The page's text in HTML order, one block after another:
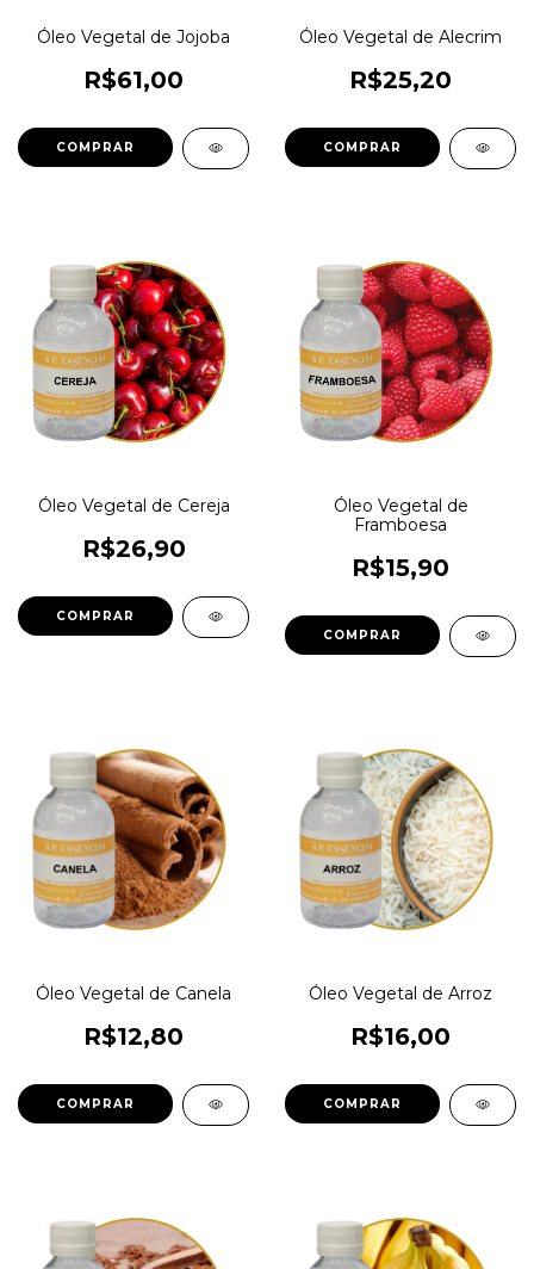
Óleo Vegetal de Jojoba
R$61,00
COMPRAR
Óleo Vegetal de Alecrim
R$25,20
COMPRAR
Óleo Vegetal de Cereja
R$26,90
COMPRAR
Óleo Vegetal de
Framboesa
R$15,90
COMPRAR
Óleo Vegetal de Canela
R$12,80
COMPRAR
Óleo Vegetal de Arroz
R$16,00
COMPRAR